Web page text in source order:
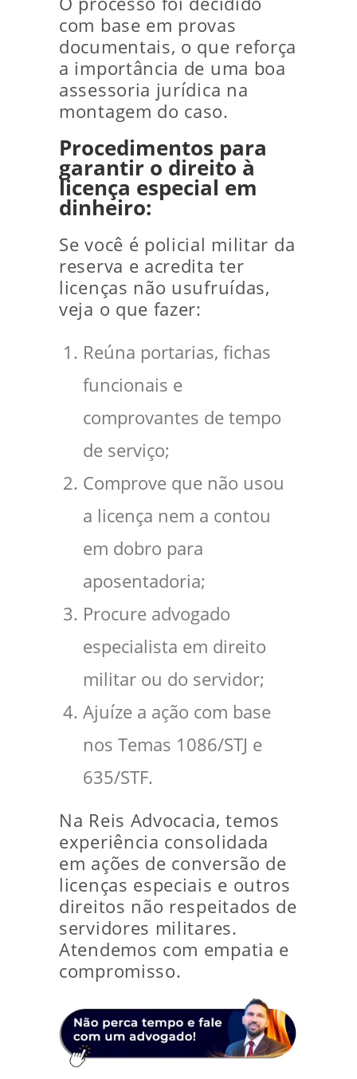
com base em provas
documentais, o que reforça
a importância de uma boa
assessoria jurídica na
montagem do caso.
Procedimentos para
garantir o direito à
licença especial em
dinheiro:
Se você é policial militar da
reserva e acredita ter
licenças não usufruídas,
veja o que fazer:
Reúna portarias, fichas
funcionais e
comprovantes de tempo
de serviço;
Comprove que não usou
a licença nem a contou
em dobro para
aposentadoria;
Procure advogado
especialista em direito
militar ou do servidor;
Ajuíze a ação com base
nos Temas 1086/STJ e
635/STF.
Na Reis Advocacia, temos
experiência consolidada
em ações de conversão de
licenças especiais e outros
direitos não respeitados de
servidores militares.
Atendemos com empatia e
compromisso.